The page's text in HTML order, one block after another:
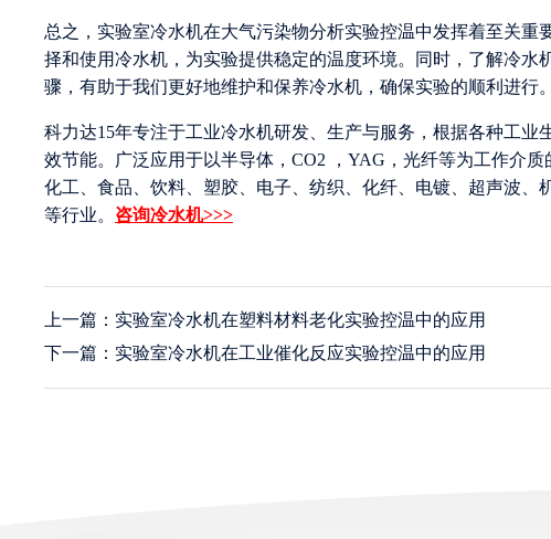
总之，实验室冷水机在大气污染物分析实验控温中发挥着至关
择和使用冷水机，为实验提供稳定的温度环境。同时，了解冷
骤，有助于我们更好地维护和保养冷水机，确保实验的顺利进行。
科力达15年专注于工业冷水机研发、生产与服务，根据各种工
效节能。广泛应用于以半导体，CO2 ，YAG，光纤等为工作介
化工、食品、饮料、塑胶、电子、纺织、化纤、电镀、超声波
等行业。 咨询冷水机>>>
上一篇：实验室冷水机在塑料材料老化实验控温中的应用
下一篇：实验室冷水机在工业催化反应实验控温中的应用